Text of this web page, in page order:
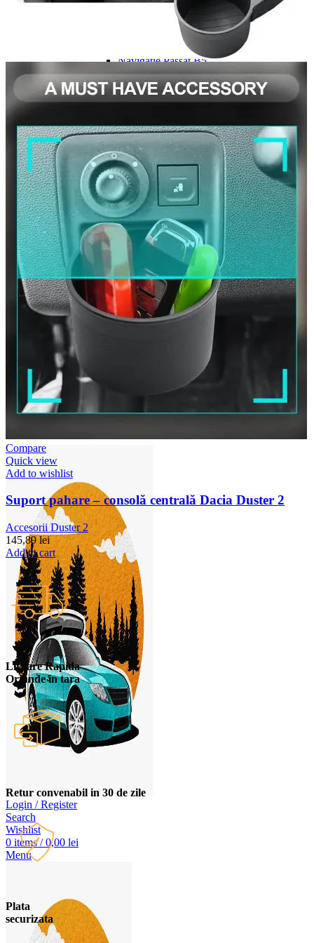
Navigație Mercedes W204
Navigație Mercedes W211
Navigație Mercedes Sprinter
Navigație Passat B5
Navigație Passat B5 5
Navigație Passat B6
Navigație Passat B7
Navigație Passat CC
Skoda
Navigație Skoda Fabia 1
Navigație Skoda Fabia 2
Navigație Skoda Octavia 1
Navigație Skoda Octavia 2
Navigație Skoda Octavia 3
Navigație Skoda Rapid
Navigație Skoda Superb 1
Navigație Skoda Superb 2
Navigație Toyota Avensis T25
Portbagaj Plafon Auto
Sub 350 Litri
Peste 350 Litri
Peste 450 litri
Accesorii auto masina
Accesorii Dacia Duster 3
Parfum masina
Copertine auto
Incalzitor diesel
Antifurt masina
Blog
Login / Register
Search
Wishlist
0 items / 0,00 lei
Menu
Compare
Quick view
Add to wishlist
Suport pahare – consolă centrală Dacia Duster 2
Accesorii Duster 2
145,89lei
Add to cart
Livrare Rapida
Oriunde in tara
Retur convenabil in 30 de zile
Plata
securizata